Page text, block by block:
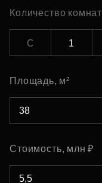
Количество комнат
С 1
Площадь, м²
Стоимость, млн ₽